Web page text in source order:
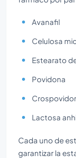
Avanafil
Celulosa
Estearato
Povidona
Lactosa
Cada uno de
garantizar la